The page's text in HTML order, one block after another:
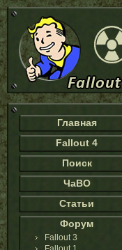
Главная
Fallout 4
Поиск
ЧаВО
Статьи
Форум
Fallout 3